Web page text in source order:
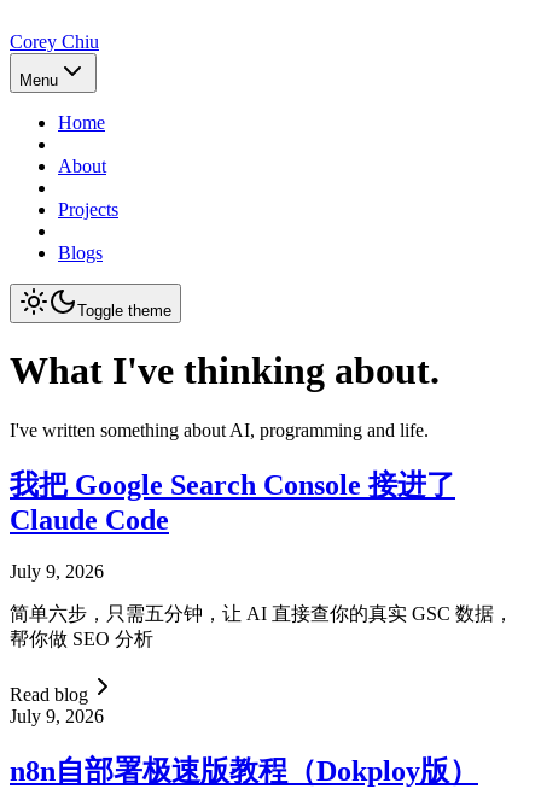
Corey Chiu
Menu
Home
About
Projects
Blogs
Toggle theme
What I've thinking about.
I've written something about AI, programming and life.
我把 Google Search Console 接进了
Claude Code
July 9, 2026
简单六步，只需五分钟，让 AI 直接查你的真实 GSC 数据，
帮你做 SEO 分析
Read blog
July 9, 2026
n8n自部署极速版教程（Dokploy版）